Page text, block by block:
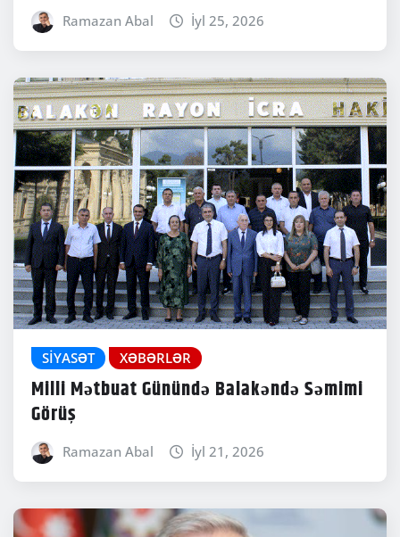
Ramazan Abal İyl 25, 2026
SIYASƏT XƏBƏRLƏR
Milli Mətbuat Günündə Balakəndə Səmimi
Görüş
Ramazan Abal İyl 21, 2026